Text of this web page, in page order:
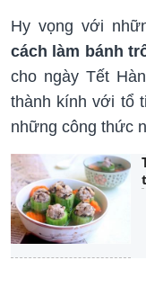
Hy vọng với
cách làm bánh
cho ngày Tết
thành kính với tổ
những công thức